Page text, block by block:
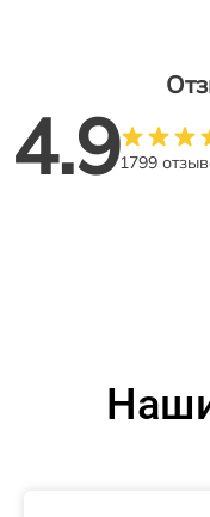
4.91799